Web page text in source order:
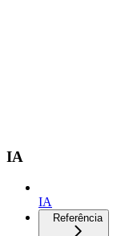
IA
IA
Referência